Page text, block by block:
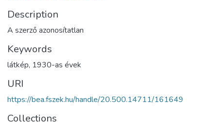
Description
A szerző azonosítatlan
Keywords
látkép, 1930-as évek
URI
https://bea.fszek.hu/handle/20.500.14711/161649
Collections